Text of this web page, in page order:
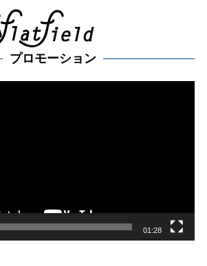
プロモーション
01:28